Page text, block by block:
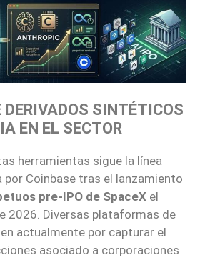
DERIVADOS SINTÉTICOS
EN EL SECTOR
herramientas sigue la línea
Coinbase tras el lanzamiento
pre-IPO de SpaceX el
2026. Diversas plataformas de
actualmente por capturar el
asociado a corporaciones